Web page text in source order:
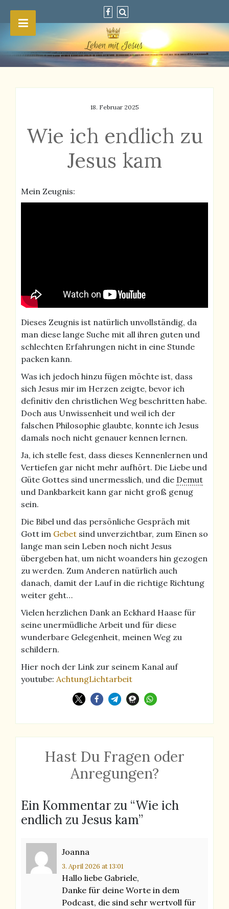
18. Februar 2025
Wie ich endlich zu
Jesus kam
Mein Zeugnis:
Dieses Zeugnis ist natürlich unvollständig, da
man diese lange Suche mit all ihren guten und
schlechten Erfahrungen nicht in eine Stunde
packen kann.
Was ich jedoch hinzu fügen möchte ist, dass
sich Jesus mir im Herzen zeigte, bevor ich
definitiv den christlichen Weg beschritten habe.
Doch aus Unwissenheit und weil ich der
falschen Philosophie glaubte, konnte ich Jesus
damals noch nicht genauer kennen lernen.
Ja, ich stelle fest, dass dieses Kennenlernen und
Vertiefen gar nicht mehr aufhört. Die Liebe und
Güte Gottes sind unermesslich, und die Demut
und Dankbarkeit kann gar nicht groß genug
sein.
Die Bibel und das persönliche Gespräch mit
Gott im Gebet sind unverzichtbar, zum Einen so
lange man sein Leben noch nicht Jesus
übergeben hat, um nicht woanders hin gezogen
zu werden. Zum Anderen natürlich auch
danach, damit der Lauf in die richtige Richtung
weiter geht…
Vielen herzlichen Dank an Eckhard Haase für
seine unermüdliche Arbeit und für diese
wunderbare Gelegenheit, meinen Weg zu
schildern.
Hier noch der Link zur seinem Kanal auf
youtube: AchtungLichtarbeit
Hast Du Fragen oder
Anregungen?
Ein Kommentar zu “Wie ich
endlich zu Jesus kam”
Joanna
3. April 2026 at 13:01
Hallo liebe Gabriele,
Danke für deine Worte in dem
Podcast, die sind sehr wertvoll für